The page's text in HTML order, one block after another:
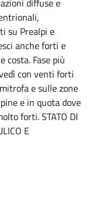
su Prealpi e
anche forti e
costa. Fase più
con venti forti
e sulle zone
e in quota dove
forti. STATO DI
E